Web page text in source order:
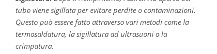
tubo viene sigillata per evitare perdite o contaminazioni.
Questo può essere fatto attraverso vari metodi come la
termosaldatura, la sigillatura ad ultrasuoni o la
crimpatura.